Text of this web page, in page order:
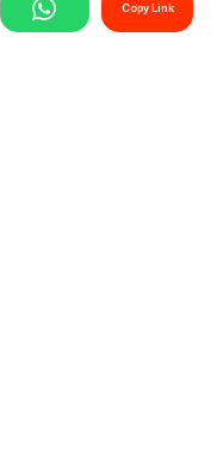
Copy Link